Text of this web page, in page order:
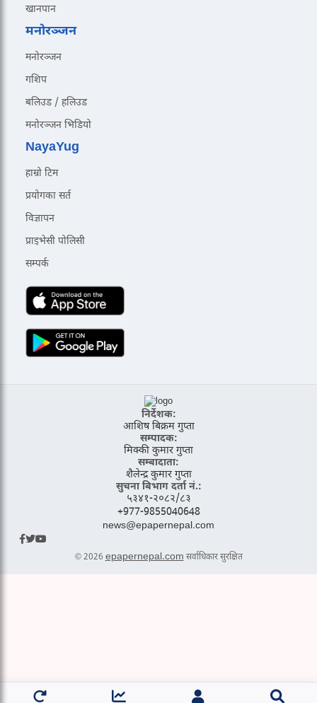
खानपान
मनोरञ्जन
मनोरञ्जन
गशिप
बलिउड / हलिउड
मनोरञ्जन भिडियो
NayaYug
हाम्रो टिम
प्रयोगका सर्त
विज्ञापन
प्राइभेसी पोलिसी
सम्पर्क
निर्देशक:
आशिष बिक्रम गुप्ता
सम्पादक:
मिक्की कुमार गुप्ता
सम्बादाता:
शैलेन्द्र कुमार गुप्ता
सुचना बिभाग दर्ता नं.:
५३४१-२०८२/८३
+977-9855040648
news@epapernepal.com
© 2026 epapernepal.com सर्वाधिकार सुरक्षित